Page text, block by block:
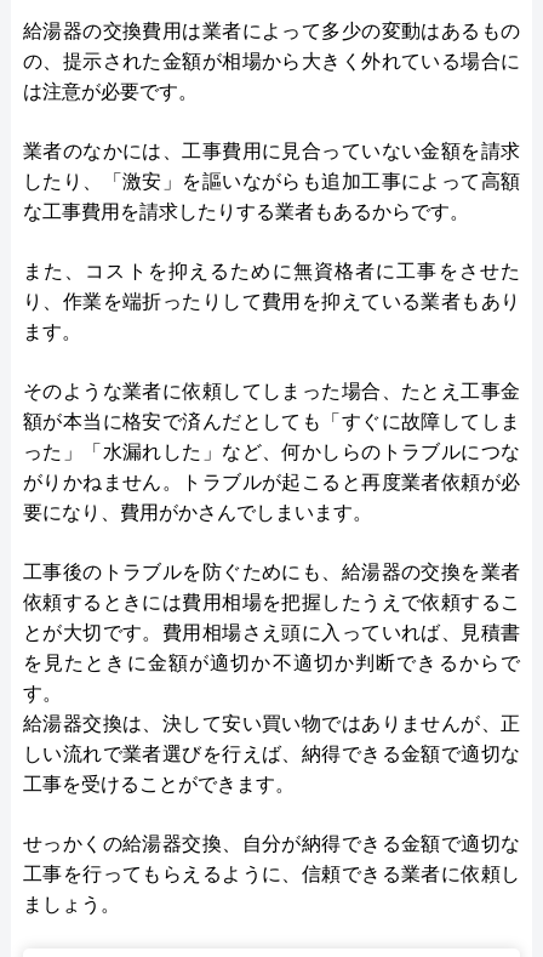
給湯器の交換費用は業者によって多少の変動はあるもの
の、提示された金額が相場から大きく外れている場合に
は注意が必要です。
業者のなかには、工事費用に見合っていない金額を請求
したり、「激安」を謳いながらも追加工事によって高額
な工事費用を請求したりする業者もあるからです。
また、コストを抑えるために無資格者に工事をさせた
り、作業を端折ったりして費用を抑えている業者もあり
ます。
そのような業者に依頼してしまった場合、たとえ工事金
額が本当に格安で済んだとしても「すぐに故障してしま
った」「水漏れした」など、何かしらのトラブルにつな
がりかねません。トラブルが起こると再度業者依頼が必
要になり、費用がかさんでしまいます。
工事後のトラブルを防ぐためにも、給湯器の交換を業者
依頼するときには費用相場を把握したうえで依頼するこ
とが大切です。費用相場さえ頭に入っていれば、見積書
を見たときに金額が適切か不適切か判断できるからで
す。
給湯器交換は、決して安い買い物ではありませんが、正
しい流れで業者選びを行えば、納得できる金額で適切な
工事を受けることができます。
せっかくの給湯器交換、自分が納得できる金額で適切な
工事を行ってもらえるように、信頼できる業者に依頼し
ましょう。